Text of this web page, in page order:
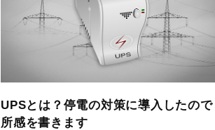
UPSとは？停電の対策に導入したので
所感を書きます